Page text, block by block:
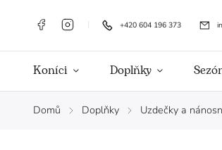
+420 604 196 373
Koníci Doplňky
Domů / Doplňky / Uzdečky a